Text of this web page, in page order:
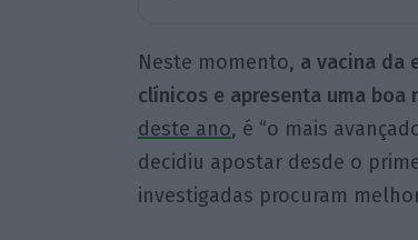
Neste momento, a vacina da
clínicos e apresenta uma boa
deste ano, é “o mais
decidiu apostar desde o
investigadas procuram